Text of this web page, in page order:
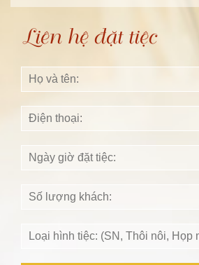
Liên hệ đặt tiệc